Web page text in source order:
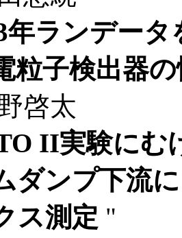
年ランデー
粒子検出器
啓太
II実験にむ
ダンプ下流
ス測定 "